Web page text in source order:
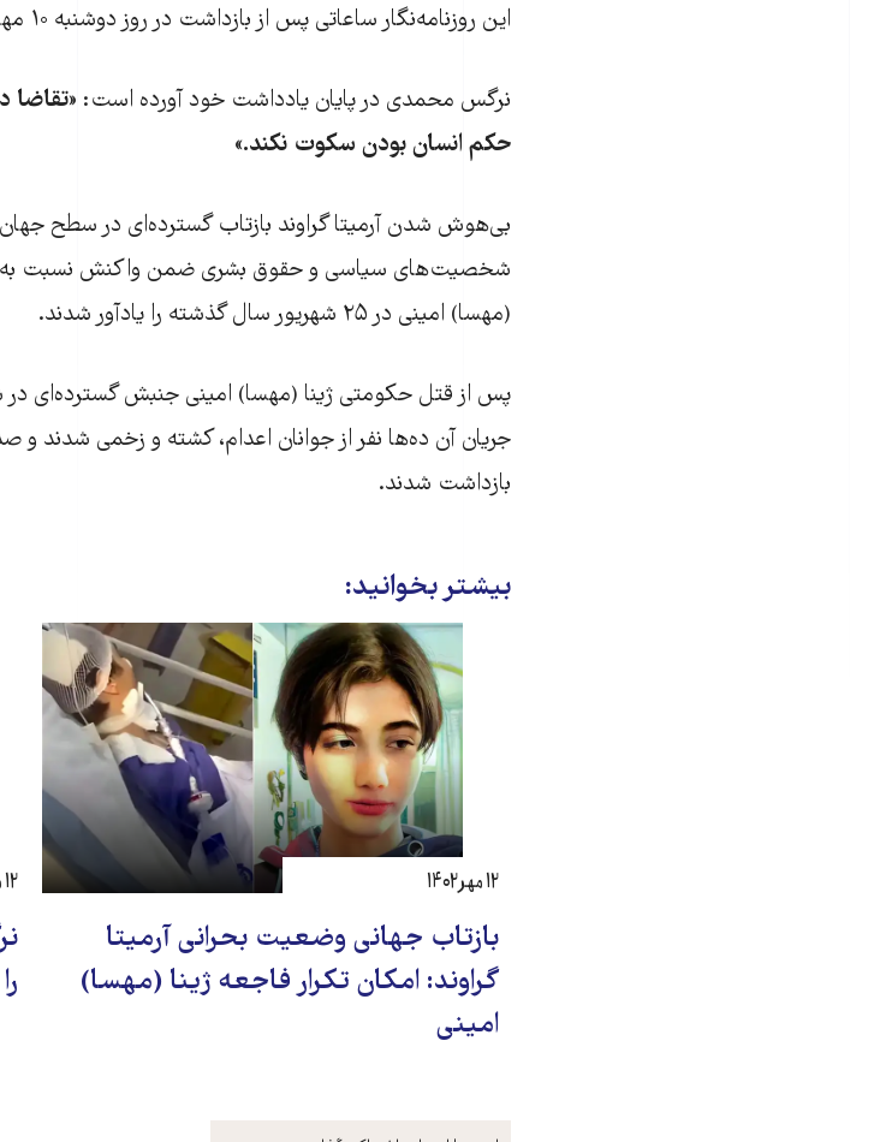
این روزنامه‌نگار ساعاتی پس از بازداشت در روز دوشنبه ۱۰ مهر آزاد شد.
نرگس محمدی در پایان یادداشت خود آورده است: «تقاضا
حکم انسان بودن سکوت نکند.»
بی‌هوش شدن آرمیتا گراوند بازتاب گسترده‌ای در سطح جهان
شخصیت‌های سیاسی و حقوق بشری ضمن واکنش نسبت به آن،
(مهسا) امینی در ۲۵ شهریور سال گذشته را یادآور شدند.
پس از قتل حکومتی ژینا (مهسا) امینی جنبش گسترده‌ای در
جریان آن ده‌ها نفر از جوانان اعدام، کشته و زخمی شدند و
بازداشت شدند.
بیشتر بخوانید:
بازتاب جهانی وضعیت بحرانی آرمیتا
گراوند: امکان تکرار فاجعه ژینا (مهسا)
امینی
۱۲ مهر ۱۴۰۲ ۱۲ مهر ۱۴۰۲